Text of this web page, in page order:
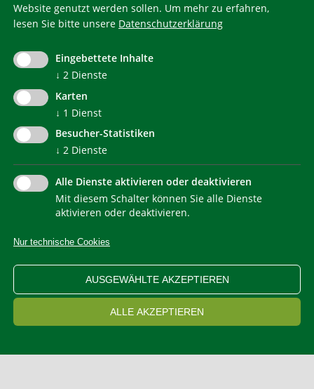
KlimaHaus ist eine eingetragene Marke. Die Nutzung muss
communication@klimahausagentur.it
© 2022 Agentur für Energie Südtirol - KlimaHaus
NEWSLETTER
IMPRESSUM PRIVACY
WEB STATISTIKEN
ERKLÄRUNG BARRIEREFREIHEIT
COOKIEEINSTELLUNGEN
Website genutzt werden sollen. Um mehr zu erfahren,
lesen Sie bitte unsere Datenschutzerklärung
Eingebettete Inhalte
↓ 2 Dienste
Karten
↓ 1 Dienst
Besucher-Statistiken
↓ 2 Dienste
Alle Dienste aktivieren oder deaktivieren
Mit diesem Schalter können Sie alle Dienste
aktivieren oder deaktivieren.
Nur technische Cookies
AUSGEWÄHLTE AKZEPTIEREN
ALLE AKZEPTIEREN